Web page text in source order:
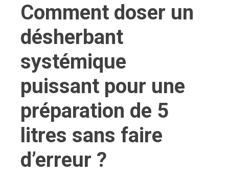
Comment doser un
désherbant
systémique
puissant pour une
préparation de 5
litres sans faire
d’erreur ?